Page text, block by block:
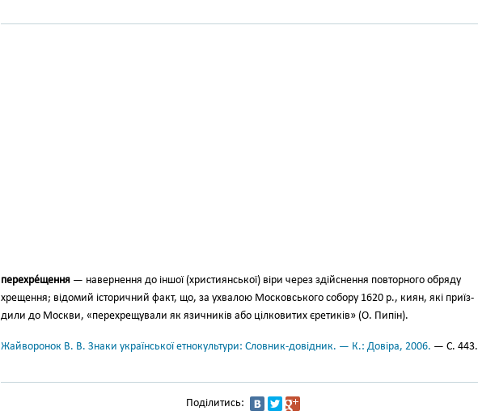
перехре́щення — навернення до іншої (християнської) віри через здійснення повторного обряду
хрещення; відомий історичний факт, що, за ухвалою Московсько­го собору 1620 p., киян, які приїз­
дили до Москви, «перехрещували як язичників або цілковитих єре­тиків» (О. Пипін).
Жайворонок В. В. Знаки української етнокультури: Словник-довідник. — К.: Довіра, 2006. — С. 443.
Поділитись: